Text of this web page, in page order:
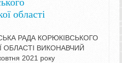
області
РАДА КОРЮКІВСЬКОГО
ОБЛАСТІ ВИКОНАВЧИЙ
жовтня 2021 року